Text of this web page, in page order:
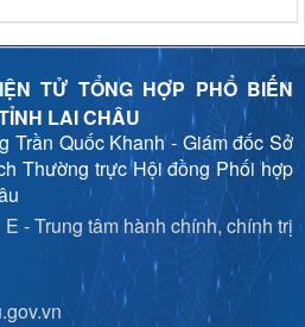
TỬ TỔNG HỢP PHỔ BIẾN
LAI CHÂU
Trần Quốc Khanh - Giám đốc Sở
Thường trực Hội đồng Phối hợp
- Trung tâm hành chính, chính trị